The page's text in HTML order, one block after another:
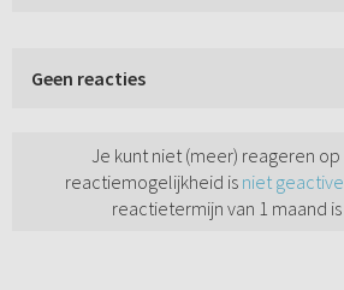
Geen reacties
Je kunt niet (meer) reageren
reactiemogelijkheid is niet
reactietermijn van 1 maand